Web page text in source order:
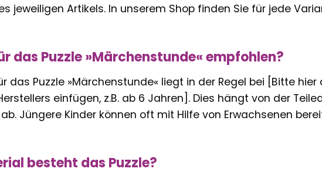
jeweiligen Artikels. In unserem Shop finden Sie für jede
das Puzzle »Märchenstunde« empfohlen?
das Puzzle »Märchenstunde« liegt in der Regel bei [Bitte
einfügen, z.B. ab 6 Jahren]. Dies hängt von der
Jüngere Kinder können oft mit Hilfe von Erwachsenen
besteht das Puzzle?